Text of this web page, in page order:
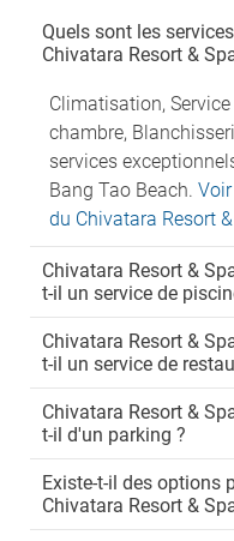
Quels sont les
Chivatara Resort &
Climatisation,
chambre,
services
Bang Tao Beach.
du Chivatara Resort
Chivatara Resort &
t-il un service de
Chivatara Resort &
t-il un service de
Chivatara Resort &
t-il d'un parking ?
Existe-t-il des options
Chivatara Resort &